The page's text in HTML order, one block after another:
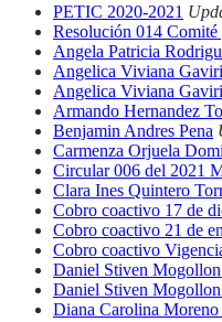
PETIC 2020-2021
Resolución 014 Comité
Angela Patricia
Angelica Viviana
Angelica Viviana
Armando Hernandez
Benjamin Andres Pena
Carmenza Orjuela
Circular 006 del 2021
Clara Ines Quintero
Cobro coactivo 17 de
Cobro coactivo 21 de
Cobro coactivo
Daniel Stiven
Daniel Stiven
Diana Carolina Moreno